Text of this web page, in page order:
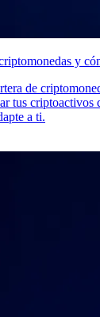
y
de
tus criptoactivos
a ti.